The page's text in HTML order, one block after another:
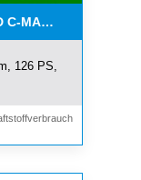
MAX TITANIUM*7-
126 PS,